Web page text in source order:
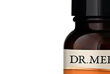
Leksaker, Barn & Baby